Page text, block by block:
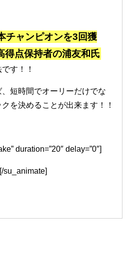
チャンピオンを3回獲
点保持者の浦友和氏
す！！
短時間でオーリーだけでな
を決めることが出来ます！！
duration=”20″ delay=”0″]
su_animate]